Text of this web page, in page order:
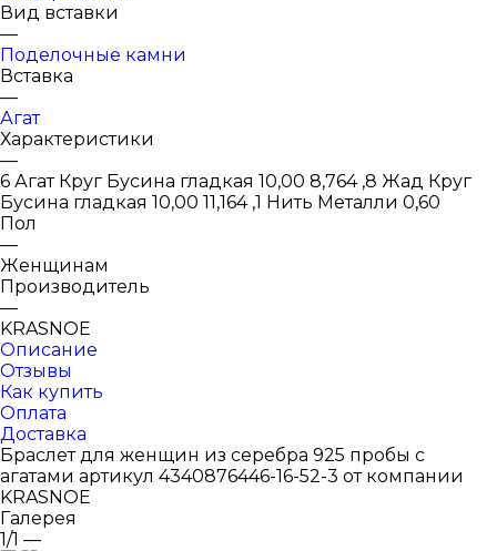
Вид вставки
—
Поделочные камни
Вставка
—
Агат
Характеристики
—
6 Агат Круг Бусина гладкая 10,00 8,764 ,8 Жад Круг
Бусина гладкая 10,00 11,164 ,1 Нить Металли 0,60
Пол
—
Женщинам
Производитель
—
KRASNOE
Описание
Отзывы
Как купить
Оплата
Доставка
Браслет для женщин из серебра 925 пробы с
агатами артикул 4340876446-16-52-3 от компании
KRASNOE
Галерея
1/1 —